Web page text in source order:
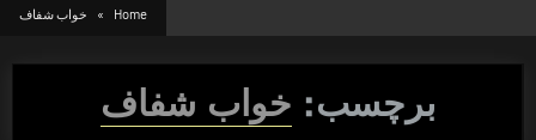
Home خواب شفاف
برچسب: خواب شفاف